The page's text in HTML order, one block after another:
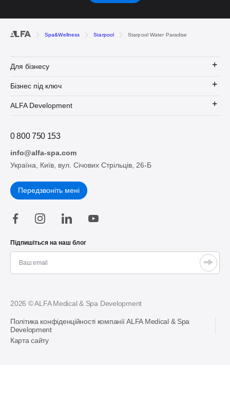
Spa&Wellness Starpool Starpool Water Paradise
Для бізнесу
Бізнес під ключ
ALFA Development
0 800 750 153
info@alfa-spa.com
Україна, Київ, вул. Січових Стрільців, 26-Б
Передзвоніть мені
Підпишіться на наш блог
2026 © ALFA Medical & Spa Development
Політика конфіденційності компанії ALFA Medical & Spa
Development
Карта сайту